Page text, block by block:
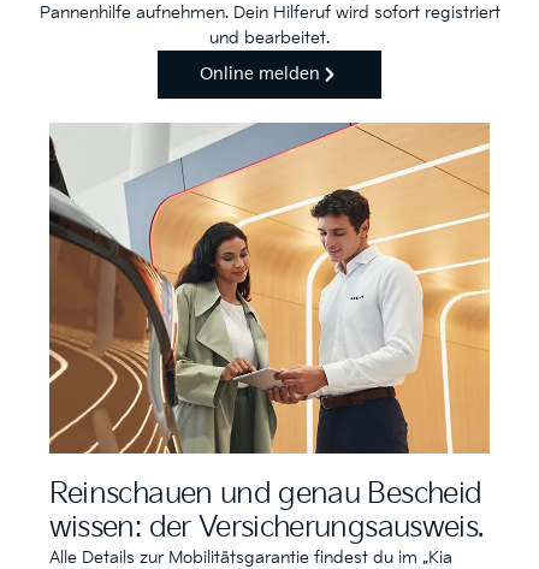
Pannenhilfe aufnehmen. Dein Hilferuf wird sofort registriert
und bearbeitet.
Online melden
Reinschauen und genau Bescheid
wissen: der Versicherungsausweis.
Alle Details zur Mobilitätsgarantie findest du im „Kia